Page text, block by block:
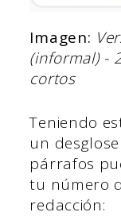
Imagen:
(informal) -
cortos
Teniendo
un
párrafos
tu número
redacción: